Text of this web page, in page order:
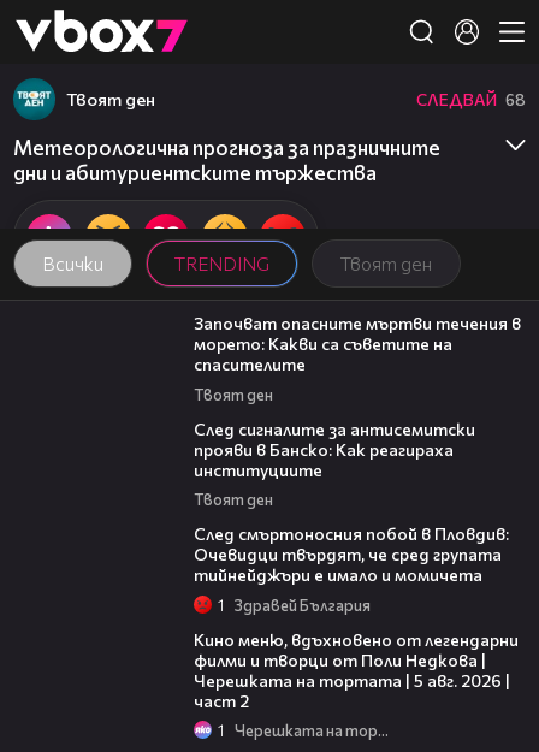
👾
Всички TRENDING Твоят ден
Твоят ден СЛЕДВАЙ 68
Метеорологична прогноза за празничните
дни и абитуриентските тържества
03:59
Започват опасните мъртви течения в
морето: Какви са съветите на
спасителите
Твоят ден
След сигналите за антисемитски
прояви в Банско: Как реагираха
институциите
Твоят ден
След смъртоносния побой в Пловдив:
Очевидци твърдят, че сред групата
тийнейджъри е имало и момичета
1 Здравей България
Кино меню, вдъхновено от легендарни
филми и творци от Поли Недкова |
Черешката на тортата | 5 авг. 2026 |
част 2
1 Черешката на тортата